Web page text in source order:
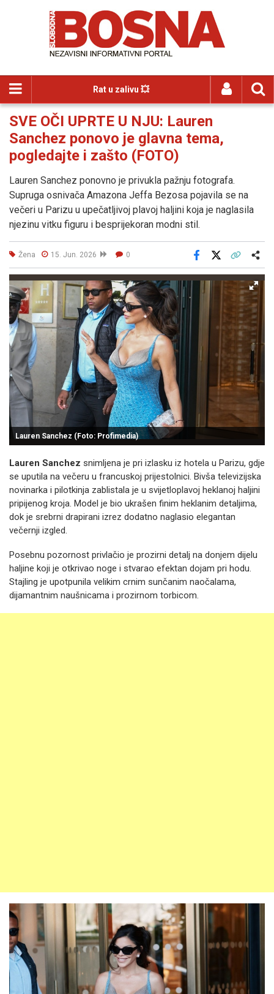
Rat u zalivu 💥
SVE OČI UPRTE U NJU: Lauren
Sanchez ponovo je glavna tema,
pogledajte i zašto (FOTO)
Lauren Sanchez ponovno je privukla pažnju fotografa.
Supruga osnivača Amazona Jeffa Bezosa pojavila se na
večeri u Parizu u upečatljivoj plavoj haljini koja je naglasila
njezinu vitku figuru i besprijekoran modni stil.
Žena 15. Jun. 2026 0
Facebook
Lauren Sanchez (Foto: Profimedia)
Lauren Sanchez snimljena je pri izlasku iz hotela u Parizu, gdje
se uputila na večeru u francuskoj prijestolnici. Bivša televizijska
novinarka i pilotkinja zablistala je u svijetloplavoj heklanoj haljini
pripijenog kroja. Model je bio ukrašen finim heklanim detaljima,
dok je srebrni drapirani izrez dodatno naglasio elegantan
večernji izgled.
Posebnu pozornost privlačio je prozirni detalj na donjem dijelu
haljine koji je otkrivao noge i stvarao efektan dojam pri hodu.
Stajling je upotpunila velikim crnim sunčanim naočalama,
dijamantnim naušnicama i prozirnom torbicom.